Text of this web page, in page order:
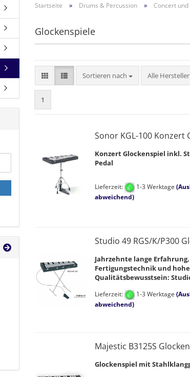
Startseite » Drums & Percussion » Concert
Glockenspiele
Sortieren nach
Sortieren nach Alle
1
Sonor KGL-100 Konzert
Konzert Glockenspiel inkl.
Pedal
Lieferzeit: 1-3 Werktage
abweichend)
Studio 49 RGS/K/P300
Jahrzehnte lange
Fertigungstechnik und
Qualitätsbewusstsein:
Lieferzeit: 1-3 Werktage
abweichend)
Majestic B3125S
Glockenspiel mit